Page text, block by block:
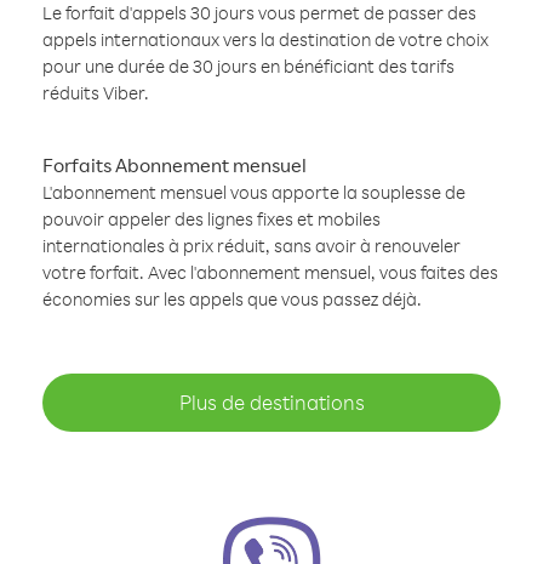
Le forfait d'appels 30 jours vous permet de passer des
appels internationaux vers la destination de votre choix
pour une durée de 30 jours en bénéficiant des tarifs
réduits Viber.
Forfaits Abonnement mensuel
L'abonnement mensuel vous apporte la souplesse de
pouvoir appeler des lignes fixes et mobiles
internationales à prix réduit, sans avoir à renouveler
votre forfait. Avec l'abonnement mensuel, vous faites des
économies sur les appels que vous passez déjà.
Plus de destinations